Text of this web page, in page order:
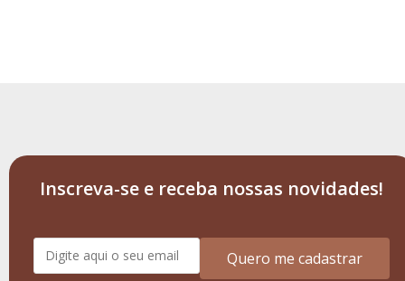
Inscreva-se e receba nossas novidades!
Quero me cadastrar